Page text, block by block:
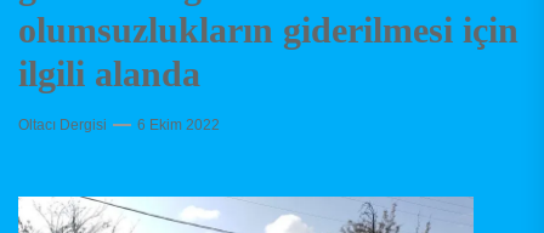
olumsuzlukların giderilmesi için
ilgili alanda
Oltacı Dergisi 6 Ekim 2022